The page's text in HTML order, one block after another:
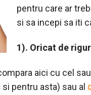
pentru care ar
si sa incepi sa iti
1). Oricat de
aici cu cel
pentru asta) sau al